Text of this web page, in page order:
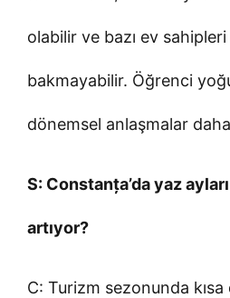
olabilir ve bazı ev sahipleri
bakmayabilir. Öğrenci
dönemsel anlaşmalar daha
S: Constanța’da yaz
artıyor?
C: Turizm sezonunda